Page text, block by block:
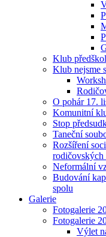
Klub
Klub nejsme
O pohár 17.
Komunitní
Stop
Taneční
Rozšíření
rodičovských
Neformální
Budování
spolu
Galerie
Fotogalerie
Fotogalerie
Výlet